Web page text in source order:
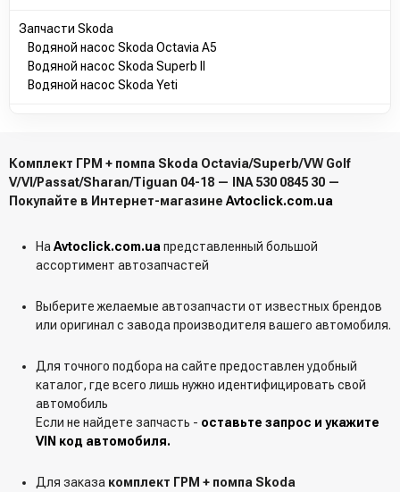
Запчасти Skoda
Водяной насос Skoda Octavia A5
Водяной насос Skoda Superb II
Водяной насос Skoda Yeti
Комплект ГРМ + помпа Skoda Octavia/Superb/VW Golf
V/VI/Passat/Sharan/Tiguan 04-18 — INA 530 0845 30 —
Покупайте в Интернет-магазине Avtoclick.com.ua
На Avtoclick.com.ua представленный большой
ассортимент автозапчастей
Выберите желаемые автозапчасти от известных брендов
или оригинал с завода производителя вашего автомобиля.
Для точного подбора на сайте предоставлен удобный
каталог, где всего лишь нужно идентифицировать свой
автомобиль
Если не найдете запчасть - оставьте запрос и укажите
VIN код автомобиля.
Для заказа комплект ГРМ + помпа Skoda